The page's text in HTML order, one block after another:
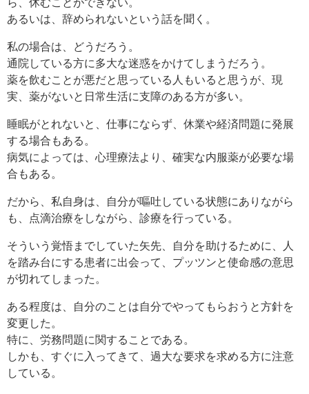
ら、休むことができない。
あるいは、辞められないという話を聞く。
私の場合は、どうだろう。
通院している方に多大な迷惑をかけてしまうだろう。
薬を飲むことが悪だと思っている人もいると思うが、現
実、薬がないと日常生活に支障のある方が多い。
睡眠がとれないと、仕事にならず、休業や経済問題に発展
する場合もある。
病気によっては、心理療法より、確実な内服薬が必要な場
合もある。
だから、私自身は、自分が嘔吐している状態にありながら
も、点滴治療をしながら、診療を行っている。
そういう覚悟までしていた矢先、自分を助けるために、人
を踏み台にする患者に出会って、プッツンと使命感の意思
が切れてしまった。
ある程度は、自分のことは自分でやってもらおうと方針を
変更した。
特に、労務問題に関することである。
しかも、すぐに入ってきて、過大な要求を求める方に注意
している。